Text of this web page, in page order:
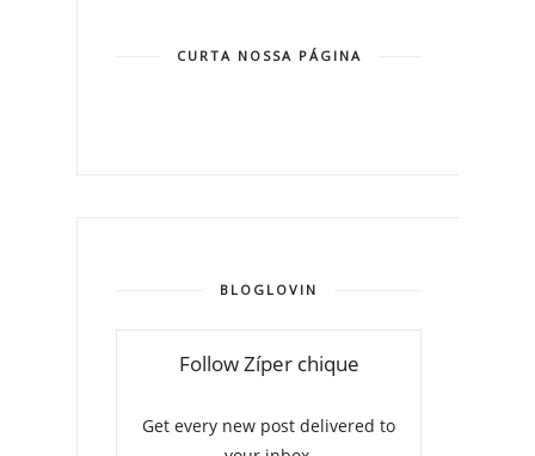
CURTA NOSSA PÁGINA
BLOGLOVIN